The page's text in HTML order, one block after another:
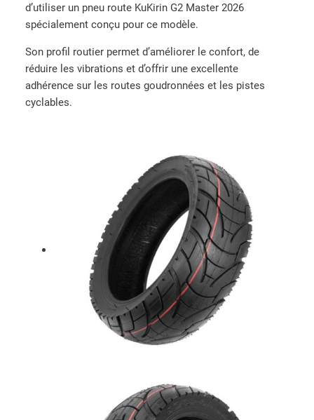
d’utiliser un pneu route KuKirin G2 Master 2026
spécialement conçu pour ce modèle.
Son profil routier permet d’améliorer le confort, de
réduire les vibrations et d’offrir une excellente
adhérence sur les routes goudronnées et les pistes
cyclables.